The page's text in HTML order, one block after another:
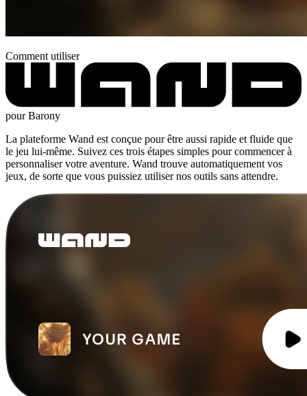
Comment utiliser
pour Barony
La plateforme Wand est conçue pour être aussi rapide et fluide que
le jeu lui-même. Suivez ces trois étapes simples pour commencer à
personnaliser votre aventure. Wand trouve automatiquement vos
jeux, de sorte que vous puissiez utiliser nos outils sans attendre.